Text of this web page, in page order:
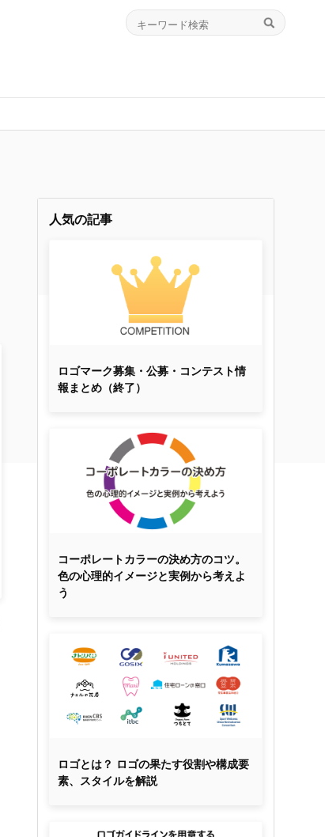
人気の記事
ロゴマーク募集・公募・コンテスト情
報まとめ（終了）
コーポレートカラーの決め方のコツ。
色の心理的イメージと実例から考えよ
う
ロゴとは？ ロゴの果たす役割や構成要
素、スタイルを解説